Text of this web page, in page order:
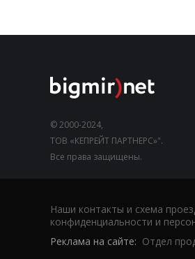
© 2000-2024,
ТОВ «КЕПРЕЙТ ПАРТНЕРС»".
Все права защищены.
Наши контакты и схема
конфиденциальности и
Реклама на сайте: Отдел